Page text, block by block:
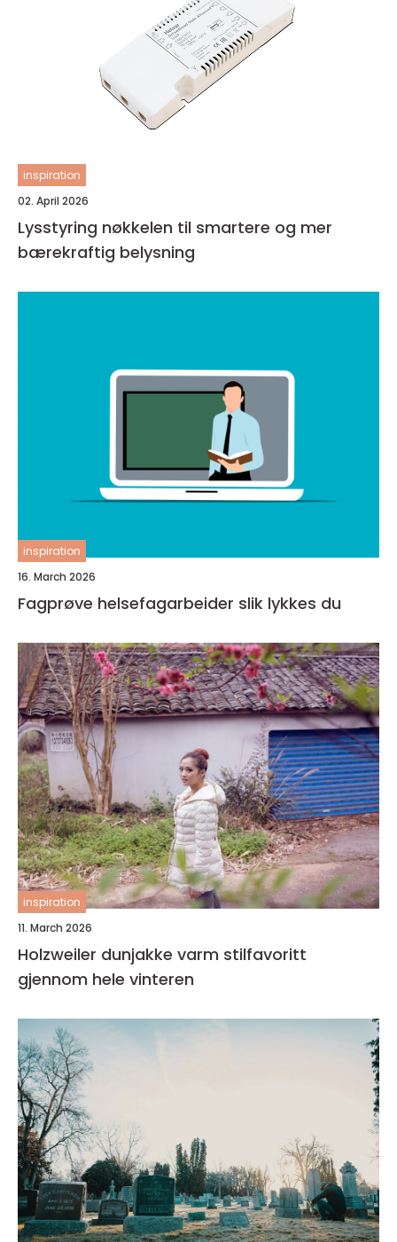
inspiration
02. April 2026
Lysstyring nøkkelen til smartere og mer
bærekraftig belysning
inspiration
16. March 2026
Fagprøve helsefagarbeider slik lykkes du
inspiration
11. March 2026
Holzweiler dunjakke varm stilfavoritt
gjennom hele vinteren